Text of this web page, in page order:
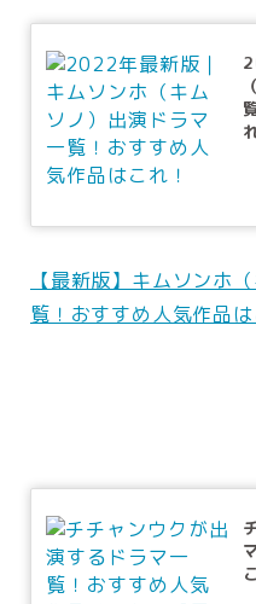
【最新版】キムソンホ
覧！おすすめ人気作品は